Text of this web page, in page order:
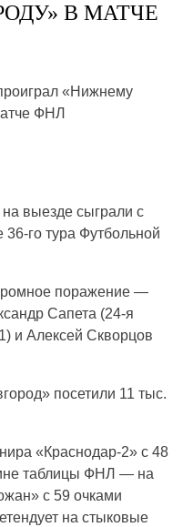
В МАТЧЕ
выезде сыграли с
го тура Футбольной
поражение —
Сапета (24-я
и Алексей Скворцов
посетили 11 тыс.
«Краснодар-2» с 48
таблицы ФНЛ — на
с 59 очками
на стыковые